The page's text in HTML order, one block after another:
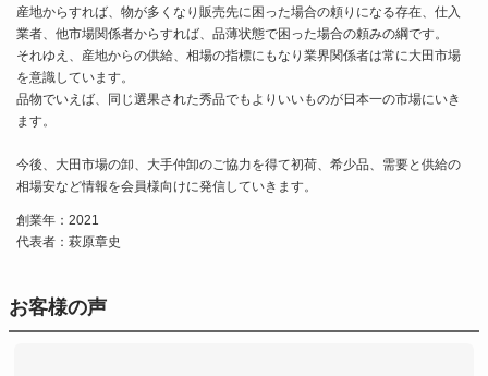
産地からすれば、物が多くなり販売先に困った場合の頼りになる存在、仕入
業者、他市場関係者からすれば、品薄状態で困った場合の頼みの綱です。
それゆえ、産地からの供給、相場の指標にもなり業界関係者は常に大田市場
を意識しています。
品物でいえば、同じ選果された秀品でもよりいいものが日本一の市場にいき
ます。
今後、大田市場の卸、大手仲卸のご協力を得て初荷、希少品、需要と供給の
相場安など情報を会員様向けに発信していきます。
創業年：2021
代表者：萩原章史
お客様の声